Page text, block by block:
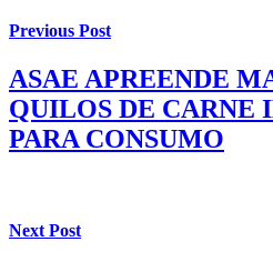
Previous Post
ASAE APREENDE
QUILOS DE CARNE
PARA CONSUMO
Next Post